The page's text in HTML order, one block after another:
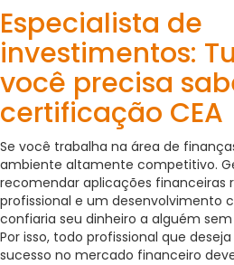
Especialista de
investimentos:
você precisa
certificação CEA
Se você trabalha na área de
ambiente altamente competitivo.
recomendar aplicações financeiras
profissional e um desenvolvimento
confiaria seu dinheiro a alguém
Por isso, todo profissional que
sucesso no mercado financeiro